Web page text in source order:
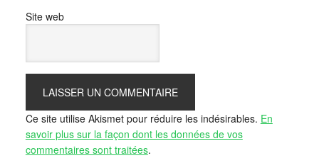
Site web
Ce site utilise Akismet pour réduire les indésirables. En
savoir plus sur la façon dont les données de vos
commentaires sont traitées.